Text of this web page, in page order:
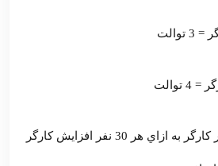
بيش از 100 نفر كارگر به ازاي هر 30 نفر افزايش كارگر